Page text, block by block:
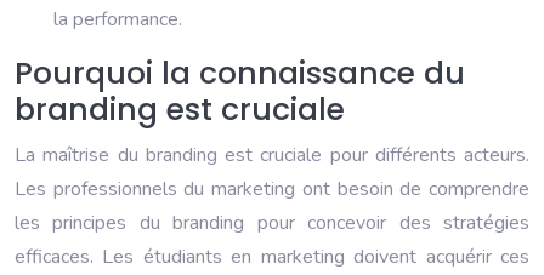
la performance.
Pourquoi la connaissance du
branding est cruciale
La maîtrise du branding est cruciale pour différents acteurs.
Les professionnels du marketing ont besoin de comprendre
les principes du branding pour concevoir des stratégies
efficaces. Les étudiants en marketing doivent acquérir ces